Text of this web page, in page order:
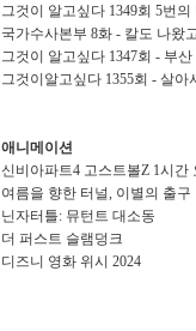
그것이 알고싶다 1349회 5번
국가수사본부 8화 - 칼도 나왔
그것이 알고싶다 1347회 - 부
그것이알고싶다 1355회 - 살
애니메이션
신비아파트4 고스트볼Z 1시간
여름을 향한 터널, 이별의 출구
닌자터틀: 뮤턴트 대소동
더 퍼스트 슬램덩크
디즈니 영화 위시 2024